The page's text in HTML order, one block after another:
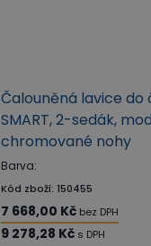
Čalouněná lavice do
SMART, 2-sedák,
chromované nohy
Barva:
Kód zboží: 150455
7 668,00 Kč bez DPH
9 278,28 Kč s DPH